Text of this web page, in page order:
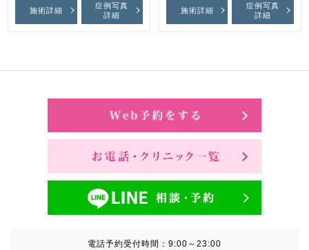
施術詳細
症例写真
詳細
施術詳細
症例写真
詳細
電話予約受付時間： 9:00～23:00